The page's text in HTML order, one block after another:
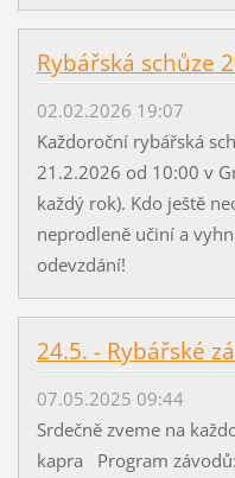
Rybářská schůze
02.02.2026 19:07
Každoroční rybářská
21.2.2026 od 10:00 v
každý rok). Kdo ještě
neprodleně učiní a
odevzdání!
24.5. - Rybářské
07.05.2025 09:44
Srdečně zveme na
kapra Program